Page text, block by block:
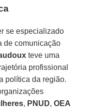
se especializado
de comunicação
teve uma
profissional
política da região.
, PNUD,OEA